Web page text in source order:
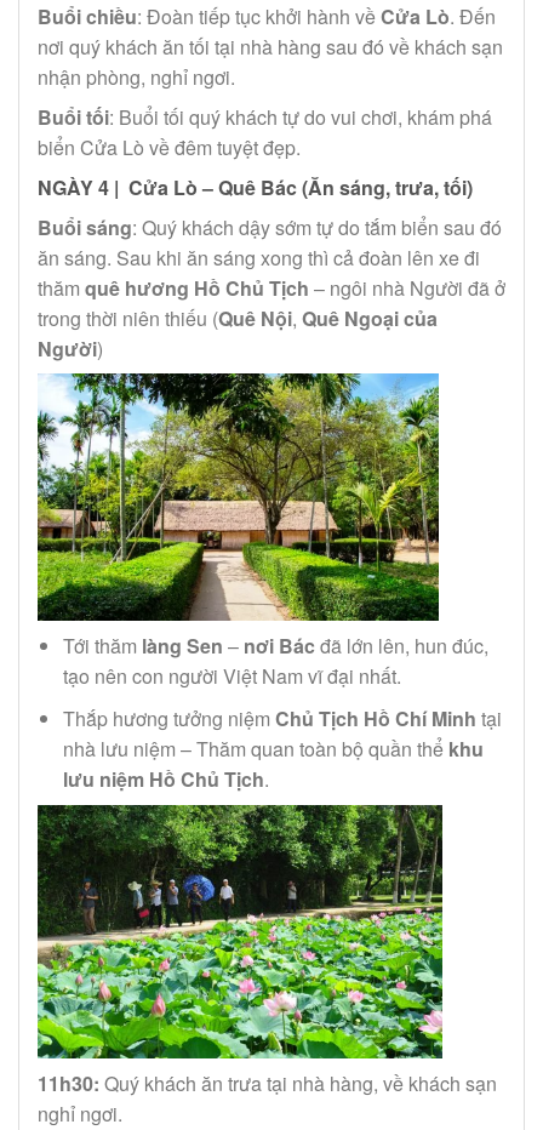
Buổi chiều: Đoàn tiếp tục khởi hành vềCửa Lò. Đến
nơi quý khách ăn tối tại nhà hàng sau đó về khách sạn
nhận phòng, nghỉ ngơi.
Buổi tối: Buổi tối quý khách tự do vui chơi, khám phá
biển Cửa Lò về đêm tuyệt đẹp.
NGÀY 4 | Cửa Lò – Quê Bác (Ăn sáng, trưa, tối)
Buổi sáng: Quý khách dậy sớm tự do tắm biển sau đó
ăn sáng. Sau khi ăn sáng xong thì cả đoàn lên xe đi
thăm quê hương Hồ Chủ Tịch – ngôi nhà Người đã ở
trong thời niên thiếu (Quê Nội, Quê Ngoại của
Người)
Tới thăm làng Sen – nơi Bác đã lớn lên, hun đúc,
tạo nên con người Việt Nam vĩ đại nhất.
Thắp hương tưởng niệm Chủ Tịch Hồ Chí Minh tại
nhà lưu niệm – Thăm quan toàn bộ quần thểkhu
lưu niệm Hồ Chủ Tịch.
11h30: Quý khách ăn trưa tại nhà hàng, về khách sạn
nghỉ ngơi.